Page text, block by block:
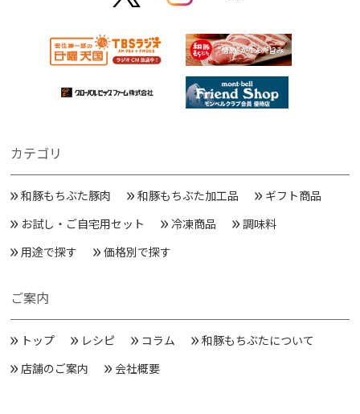
カテゴリ
和豚もちぶた豚肉 和豚もちぶた加工品
ギフト商品
お試し・ご自宅用セット
冷凍商品
調味料
用途で探す
価格別で探す
ご案内
トップ レシピ コラム
和豚もちぶたについて
店舗のご案内
会社概要